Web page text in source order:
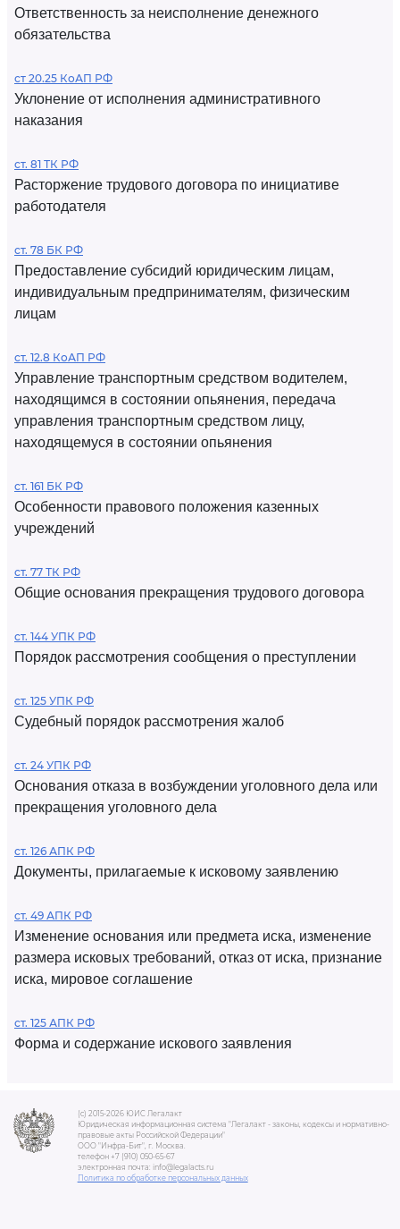
Ответственность за неисполнение денежного
обязательства
ст 20.25 КоАП РФ
Уклонение от исполнения административного
наказания
ст. 81 ТК РФ
Расторжение трудового договора по инициативе
работодателя
ст. 78 БК РФ
Предоставление субсидий юридическим лицам,
индивидуальным предпринимателям, физическим
лицам
ст. 12.8 КоАП РФ
Управление транспортным средством водителем,
находящимся в состоянии опьянения, передача
управления транспортным средством лицу,
находящемуся в состоянии опьянения
ст. 161 БК РФ
Особенности правового положения казенных
учреждений
ст. 77 ТК РФ
Общие основания прекращения трудового договора
ст. 144 УПК РФ
Порядок рассмотрения сообщения о преступлении
ст. 125 УПК РФ
Судебный порядок рассмотрения жалоб
ст. 24 УПК РФ
Основания отказа в возбуждении уголовного дела или
прекращения уголовного дела
ст. 126 АПК РФ
Документы, прилагаемые к исковому заявлению
ст. 49 АПК РФ
Изменение основания или предмета иска, изменение
размера исковых требований, отказ от иска, признание
иска, мировое соглашение
ст. 125 АПК РФ
Форма и содержание искового заявления
(c) 2015-2026 ЮИС Легалакт
Юридическая информационная система "Легалакт - законы, кодексы и нормативно-
правовые акты Российской Федерации"
ООО "Инфра-Бит", г. Москва.
телефон +7 (910) 050-65-67
электронная почта: info@legalacts.ru
Политика по обработке персональных данных